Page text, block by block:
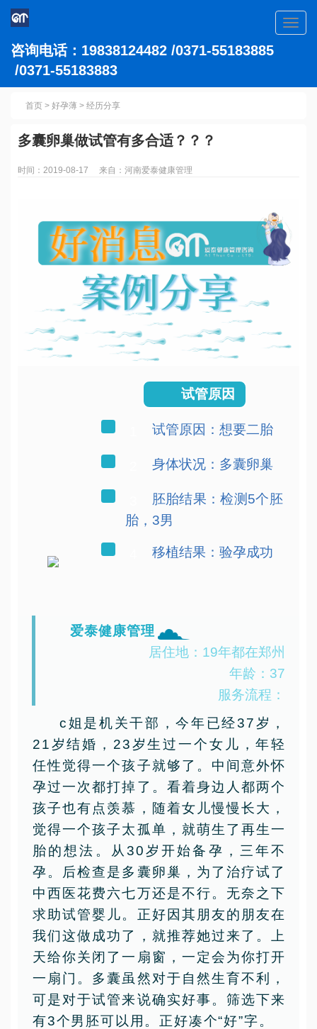
咨询电话：19838124482 /0371-55183885
/0371-55183883
首页 > 好孕薄 > 经历分享
多囊卵巢做试管有多合适？？？
时间：2019-08-17 来自：河南爱泰健康管理
试管原因
试管原因：想要二胎
身体状况：多囊卵巢
胚胎结果：检测5个胚
胎，3男
移植结果：验孕成功
爱泰健康管理
居住地：19年都在郑州
年龄：37
服务流程：
c姐是机关干部，今年已经37岁，
21岁结婚，23岁生过一个女儿，年轻
任性觉得一个孩子就够了。中间意外怀
孕过一次都打掉了。看着身边人都两个
孩子也有点羡慕，随着女儿慢慢长大，
觉得一个孩子太孤单，就萌生了再生一
胎的想法。从30岁开始备孕，三年不
孕。后检查是多囊卵巢，为了治疗试了
中西医花费六七万还是不行。无奈之下
求助试管婴儿。正好因其朋友的朋友在
我们这做成功了，就推荐她过来了。上
天给你关闭了一扇窗，一定会为你打开
一扇门。多囊虽然对于自然生育不利，
可是对于试管来说确实好事。筛选下来
有3个男胚可以用。正好凑个“好”字。